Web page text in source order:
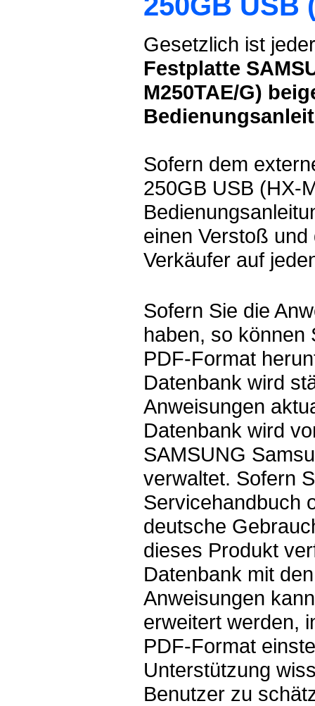
Gesetzlich ist
Festplatte
M250TAE/G)
Sofern dem
250GB USB (HX-
einen Verstoß
Verkäufer auf
Sofern Sie die
haben, so können
PDF-Format
Datenbank wird
Anweisungen
Datenbank wird
SAMSUNG
verwaltet. Sofern
Servicehandbuch
deutsche
dieses Produkt
Datenbank mit
Anweisungen
erweitert werden,
PDF-Format
Unterstützung
Benutzer zu